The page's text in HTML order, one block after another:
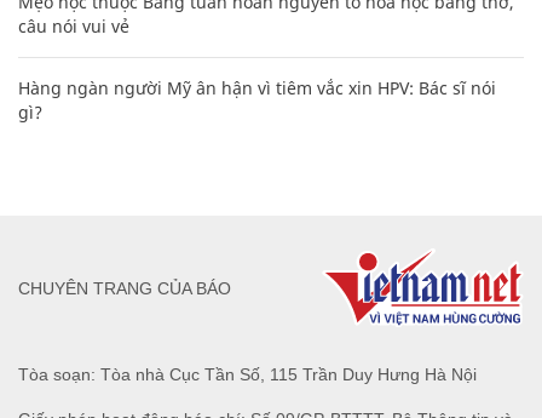
câu nói vui vẻ
Hàng ngàn người Mỹ ân hận vì tiêm vắc xin HPV: Bác sĩ nói
gì?
Tòa soạn: Tòa nhà Cục Tần Số, 115 Trần Duy Hưng Hà Nội
CHUYÊN TRANG CỦA BÁO